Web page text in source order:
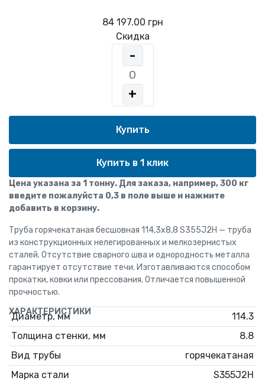
84 197.00 грн
Скидка
-
+
Купить в 1 клик
Цена указана за 1 тонну. Для заказа, например, 300 кг
введите пожалуйста 0,3 в поле выше и нажмите
добавить в корзину.
Труба горячекатаная бесшовная 114,3х8,8 S355J2H — труба
из конструкционных нелегированных и мелкозернистых
сталей. Отсутствие сварного шва и однородность металла
гарантирует отсутствие течи. Изготавливаются способом
прокатки, ковки или прессования. Отличается повышенной
прочностью.
ХАРАКТЕРИСТИКИ
Диаметр, мм
114.3
Толщина стенки, мм
8.8
Вид трубы
горячекатаная
Марка стали
S355J2H